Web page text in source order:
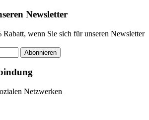
Newsletter
wenn Sie sich für unseren Newsletter
Abonnieren
Netzwerken